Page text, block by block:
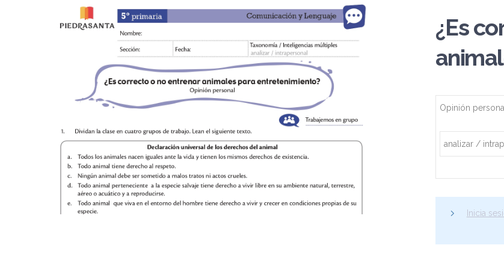
¿Es
Opinión personal
analizar /
Inicia